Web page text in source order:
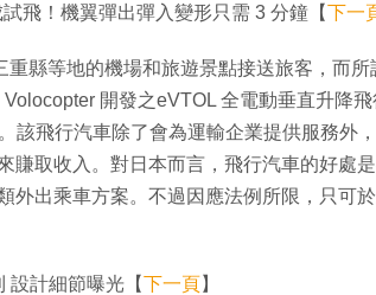
飛！機翼彈出彈入變形只需 3 分鐘【下一
縣等地的機場和旅遊景點接送旅客，而所
開發之eVTOL 全電動垂直升降
該飛行汽車除了會為運輸企業提供服務外
賺取收入。對日本而言，飛行汽車的好處
外出乘車方案。不過因應法例所限，只可
設計細節曝光【下一頁】